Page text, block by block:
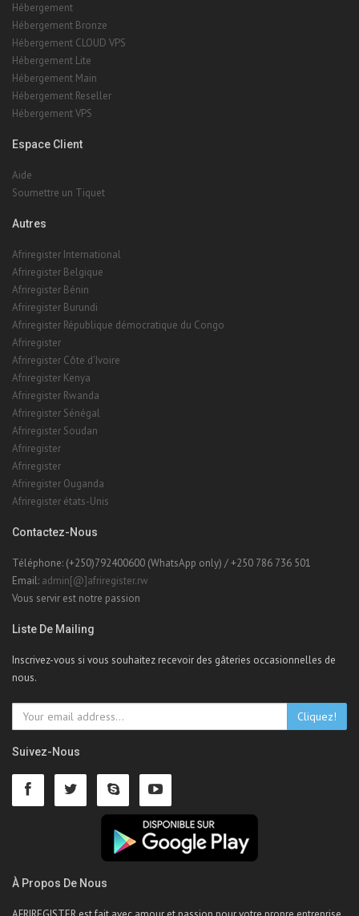
Hébergement
Hébergement Bronze
Hébergement CLOUD VPS
Hébergement Lite
Hébergement Main
Hébergement Reseller
Hébergement VPS
Espace Client
Aide
Soumettre un Tiquet
Autres
Afriregister International
Afriregister Belgique
Afriregister Bénin
Afriregister Burundi
Afriregister République démocratique du Congo
Afriregister
Afriregister Côte d'Ivoire
Afriregister Kenya
Afriregister Rwanda
Afriregister Sénégal
Afriregister Soudan
Afriregister
Afriregister
Afriregister Ouganda
Afriregister états-Unis
Contactez-Nous
Téléphone: (+250)792400600 (WhatsApp only) / +250 786 736 501
Email: admin[@]afriregister.rw
Vous servir est notre passion
Liste De Mailing
Inscrivez-vous si vous souhaitez recevoir des gâteries occasionnelles de
nous.
Cliquez!
Suivez-Nous
À Propos De Nous